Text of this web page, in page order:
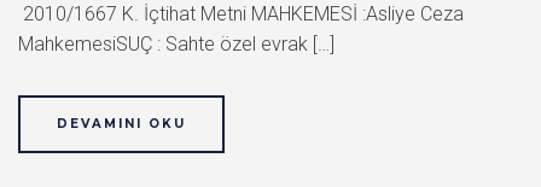
2010/1667 K. İçtihat Metni MAHKEMESİ :Asliye Ceza
MahkemesiSUÇ : Sahte özel evrak […]
DEVAMINI OKU